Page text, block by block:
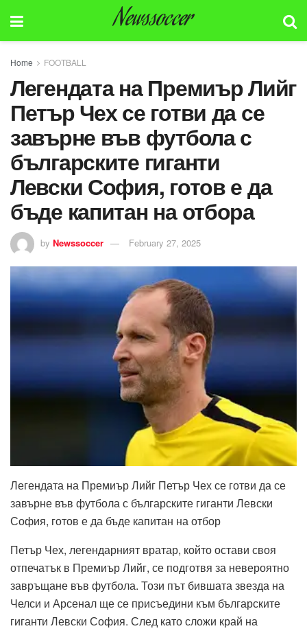
Newssoccer
Home FOOTBALL
Легендата на Премиър Лийг
Петър Чех се готви да се
завърне във футбола с
българските гиганти
Левски София, готов е да
бъде капитан на отбора
by Newssoccer February 27, 2025
Легендата на Премиър Лийг Петър Чех се готви да се
завърне във футбола с българските гиганти Левски
София, готов е да бъде капитан на отбор
Петър Чех, легендарният вратар, който остави своя
отпечатък в Премиър Лийг, се подготвя за невероятно
завръщане във футбола. Този път бившата звезда на
Челси и Арсенал ще се присъедини към българските
гиганти Левски София. След като сложи край на